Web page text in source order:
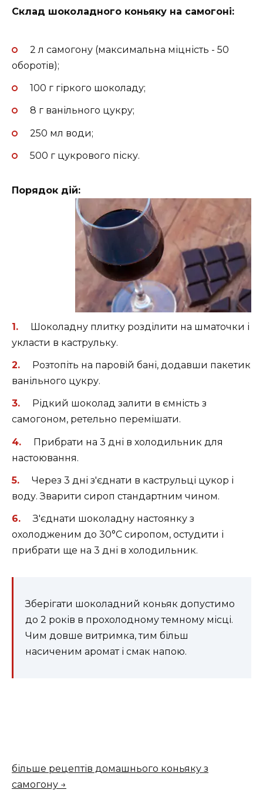
Склад шоколадного коньяку на самогоні:
2 л самогону (максимальна міцність - 50
оборотів);
100 г гіркого шоколаду;
8 г ванільного цукру;
250 мл води;
500 г цукрового піску.
Порядок дій:
Шоколадну плитку розділити на шматочки і
укласти в каструльку.
Розтопіть на паровій бані, додавши пакетик
ванільного цукру.
Рідкий шоколад залити в ємність з
самогоном, ретельно перемішати.
Прибрати на 3 дні в холодильник для
настоювання.
Через 3 дні з'єднати в каструльці цукор і
воду. Зварити сироп стандартним чином.
З'єднати шоколадну настоянку з
охолодженим до 30°C сиропом, остудити і
прибрати ще на 3 дні в холодильник.
Зберігати шоколадний коньяк допустимо
до 2 років в прохолодному темному місці.
Чим довше витримка, тим більш
насиченим аромат і смак напою.
більше рецептів домашнього коньяку з
самогону →